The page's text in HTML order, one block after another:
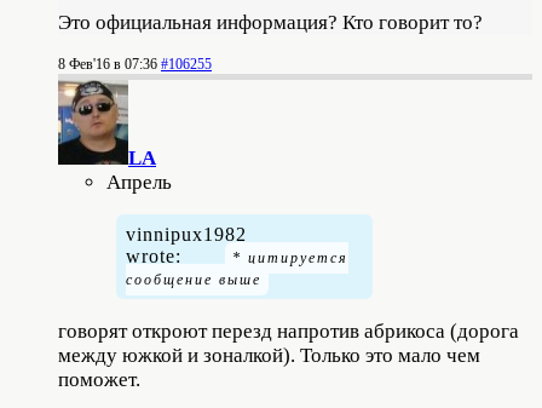
Это официальная информация? Кто говорит то?
8 Фев'16 в 07:36 #106255
LA
Апрель
vinnipux1982
wrote:
говорят откроют перезд напротив абрикоса (дорога
между южкой и зоналкой). Только это мало чем
поможет.